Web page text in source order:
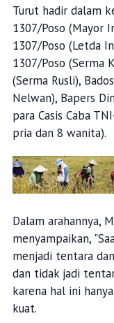
Turut hadir dalam
1307/Poso (Mayor
1307/Poso (Letda
1307/Poso (Serma
(Serma Rusli),
Nelwan), Bapers
para Casis Caba
pria dan 8 wanita).
Dalam arahannya,
menyampaikan,
menjadi tentara
dan tidak jadi
karena hal ini
kuat.